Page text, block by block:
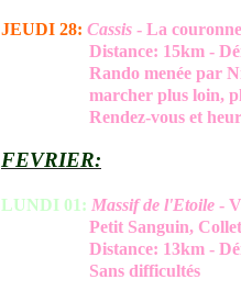
JEUDI 28: Cassis - La
Distance: 15km -
Rando menée par
marcher plus loin, plus
Rendez-vous et heure
FEVRIER:
LUNDI 01: Massif de l'Etoile -
Petit Sanguin, Collet
Distance: 13km -
Sans difficultés